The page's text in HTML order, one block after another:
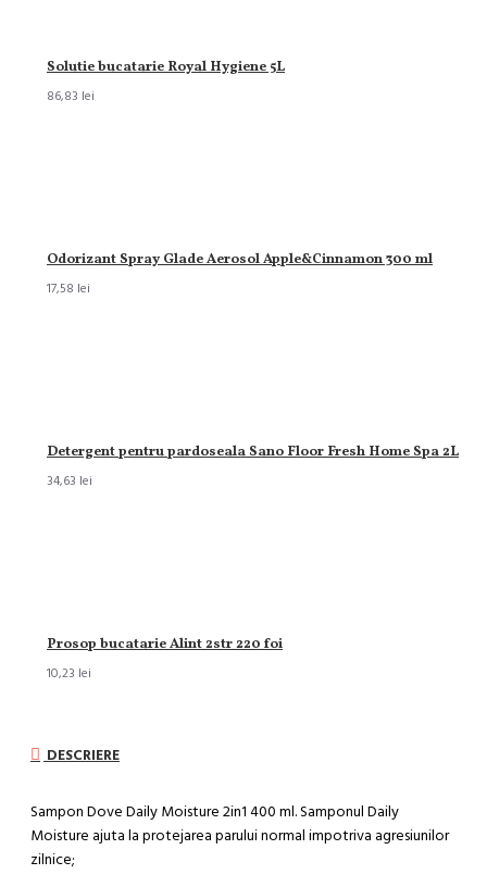
Solutie bucatarie Royal Hygiene 5L
86,83 lei
Odorizant Spray Glade Aerosol Apple&Cinnamon 300 ml
17,58 lei
Detergent pentru pardoseala Sano Floor Fresh Home Spa 2L
34,63 lei
Prosop bucatarie Alint 2str 220 foi
10,23 lei
DESCRIERE
Sampon Dove Daily Moisture 2in1 400 ml. Samponul Daily
Moisture ajuta la protejarea parului normal impotriva agresiunilor
zilnice;